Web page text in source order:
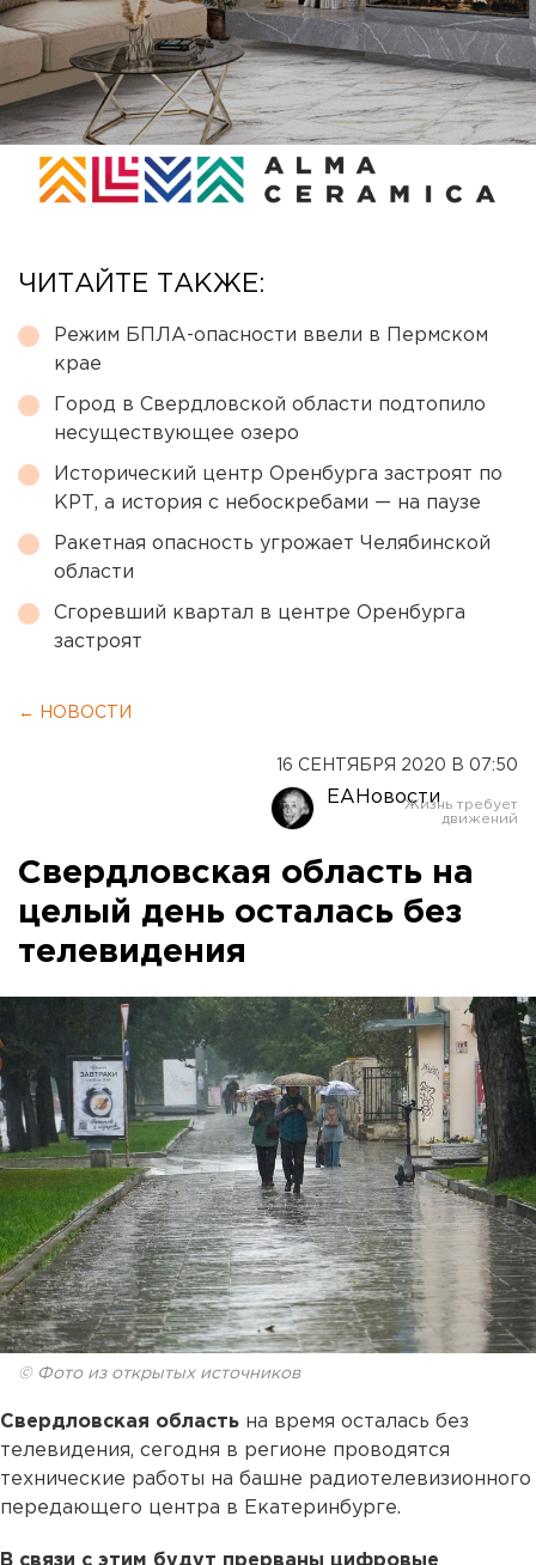
ЧИТАЙТЕ ТАКЖЕ:
Режим БПЛА-опасности ввели в Пермском
крае
Город в Свердловской области подтопило
несуществующее озеро
Исторический центр Оренбурга застроят по
КРТ, а история с небоскребами — на паузе
Ракетная опасность угрожает Челябинской
области
Сгоревший квартал в центре Оренбурга
застроят
← НОВОСТИ
16 СЕНТЯБРЯ 2020 В 07:50
ЕАНовости
Свердловская область на
целый день осталась без
телевидения
© Фото из открытых источников
Свердловская область на время осталась без
телевидения, сегодня в регионе проводятся
технические работы на башне радиотелевизионного
передающего центра в Екатеринбурге.
В связи с этим будут прерваны цифровые